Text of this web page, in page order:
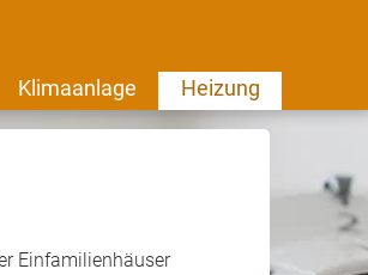
Klimaanlage Heizung
Einfamilienhäuser